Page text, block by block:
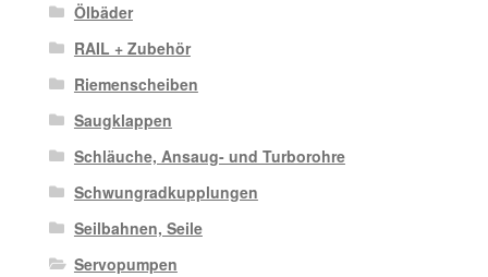
Ölbäder
RAIL + Zubehör
Riemenscheiben
Saugklappen
Schläuche, Ansaug- und Turborohre
Schwungradkupplungen
Seilbahnen, Seile
Servopumpen